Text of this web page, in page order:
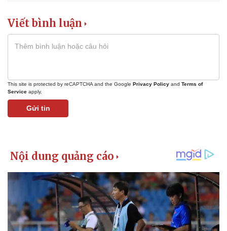
Viết bình luận
This site is protected by reCAPTCHA and the Google Privacy Policy and Terms of
Service apply.
Gửi tin